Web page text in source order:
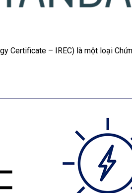
Certificate – IREC) là một loại